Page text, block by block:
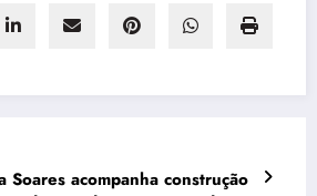
Soares acompanha construção